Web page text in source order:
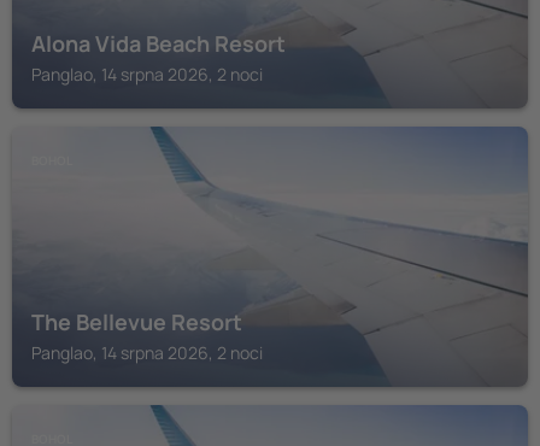
Alona Vida Beach Resort
Panglao, 14 srpna 2026, 2 noci
The Bellevue Resort
Panglao, 14 srpna 2026, 2 noci